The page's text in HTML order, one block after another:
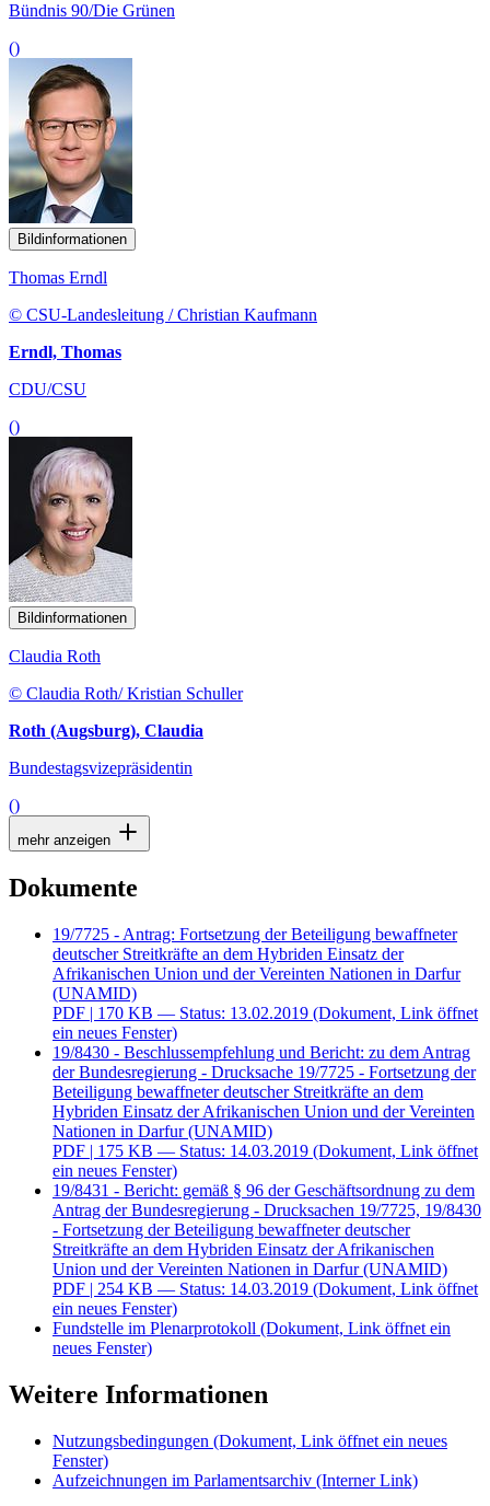
Bündnis 90/Die Grünen
()
Bildinformationen
Thomas Erndl
© CSU-Landesleitung / Christian Kaufmann
Erndl, Thomas
CDU/CSU
()
Bildinformationen
Claudia Roth
© Claudia Roth/ Kristian Schuller
Roth (Augsburg), Claudia
Bundestagsvizepräsidentin
()
mehr anzeigen
Dokumente
19/7725 - Antrag: Fortsetzung der Beteiligung bewaffneter
deutscher Streitkräfte an dem Hybriden Einsatz der
Afrikanischen Union und der Vereinten Nationen in Darfur
(UNAMID)
PDF | 170 KB — Status: 13.02.2019 (Dokument, Link öffnet
ein neues Fenster)
19/8430 - Beschlussempfehlung und Bericht: zu dem Antrag
der Bundesregierung - Drucksache 19/7725 - Fortsetzung der
Beteiligung bewaffneter deutscher Streitkräfte an dem
Hybriden Einsatz der Afrikanischen Union und der Vereinten
Nationen in Darfur (UNAMID)
PDF | 175 KB — Status: 14.03.2019 (Dokument, Link öffnet
ein neues Fenster)
19/8431 - Bericht: gemäß § 96 der Geschäftsordnung zu dem
Antrag der Bundesregierung - Drucksachen 19/7725, 19/8430
- Fortsetzung der Beteiligung bewaffneter deutscher
Streitkräfte an dem Hybriden Einsatz der Afrikanischen
Union und der Vereinten Nationen in Darfur (UNAMID)
PDF | 254 KB — Status: 14.03.2019 (Dokument, Link öffnet
ein neues Fenster)
Fundstelle im Plenarprotokoll (Dokument, Link öffnet ein
neues Fenster)
Weitere Informationen
Nutzungsbedingungen (Dokument, Link öffnet ein neues
Fenster)
Aufzeichnungen im Parlamentsarchiv (Interner Link)